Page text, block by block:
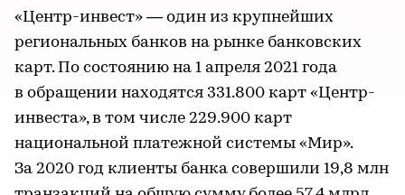
«Центр-инвест» — один из крупнейших
региональных банков на рынке банковских
карт. По состоянию на 1 апреля 2021 года
в обращении находятся 331.800 карт «Центр-
инвеста», в том числе 229.900 карт
национальной платежной системы «Мир».
За 2020 год клиенты банка совершили 19,8 млн